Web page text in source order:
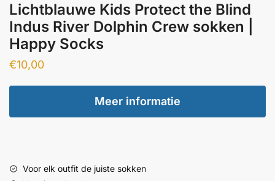
Lichtblauwe Kids Protect the Blind
Indus River Dolphin Crew sokken |
Happy Socks
€10,00
Meer informatie
Voor elk outfit de juiste sokken